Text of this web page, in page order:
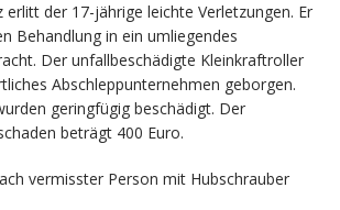
erlitt der 17-jährige leichte Verletzungen. Er
Behandlung in ein umliegendes
Der unfallbeschädigte Kleinkraftroller
Abschleppunternehmen geborgen.
geringfügig beschädigt. Der
beträgt 400 Euro.
vermisster Person mit Hubschrauber